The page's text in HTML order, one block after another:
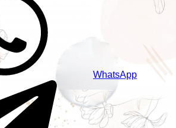
WhatsApp